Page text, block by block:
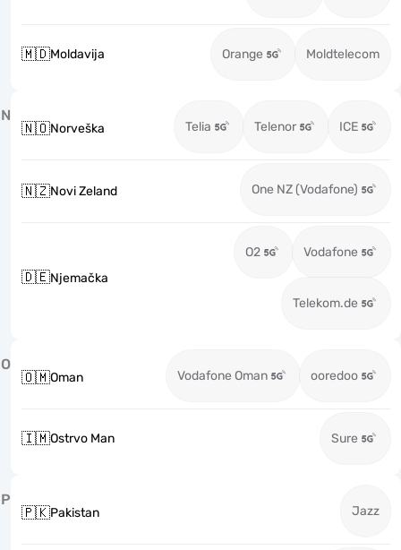
🇲🇩Moldavija Orange Moldtelecom
N
🇳🇴Norveška Telia Telenor ICE
🇳🇿Novi Zeland One NZ (Vodafone)
🇩🇪Njemačka
O2 Vodafone
Telekom.de
O
🇴🇲Oman Vodafone Oman ooredoo
🇮🇲Ostrvo Man Sure
P
🇵🇰Pakistan Jazz